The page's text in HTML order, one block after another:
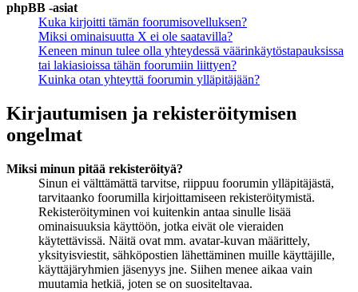
phpBB -asiat
Kuka kirjoitti tämän foorumisovelluksen?
Miksi ominaisuutta X ei ole saatavilla?
Keneen minun tulee olla yhteydessä väärinkäytöstapauksissa
tai lakiasioissa tähän foorumiin liittyen?
Kuinka otan yhteyttä foorumin ylläpitäjään?
Kirjautumisen ja rekisteröitymisen
ongelmat
Miksi minun pitää rekisteröityä?
Sinun ei välttämättä tarvitse, riippuu foorumin ylläpitäjästä,
tarvitaanko foorumilla kirjoittamiseen rekisteröitymistä.
Rekisteröityminen voi kuitenkin antaa sinulle lisää
ominaisuuksia käyttöön, jotka eivät ole vieraiden
käytettävissä. Näitä ovat mm. avatar-kuvan määrittely,
yksityisviestit, sähköpostien lähettäminen muille käyttäjille,
käyttäjäryhmien jäsenyys jne. Siihen menee aikaa vain
muutamia hetkiä, joten se on suositeltavaa.